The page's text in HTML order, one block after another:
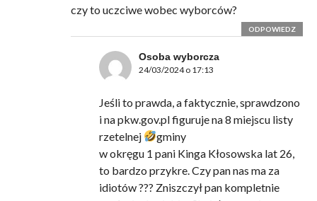
czy to uczciwe wobec wyborców?
ODPOWIEDZ
Osoba wyborcza
24/03/2024 o 17:13
Jeśli to prawda, a faktycznie, sprawdzono
i na pkw.gov.pl figuruje na 8 miejscu listy
rzetelnej
gminy
w okręgu 1 pani Kinga Kłosowska lat 26,
to bardzo przykre. Czy pan nas ma za
idiotów ??? Zniszczył pan kompletnie